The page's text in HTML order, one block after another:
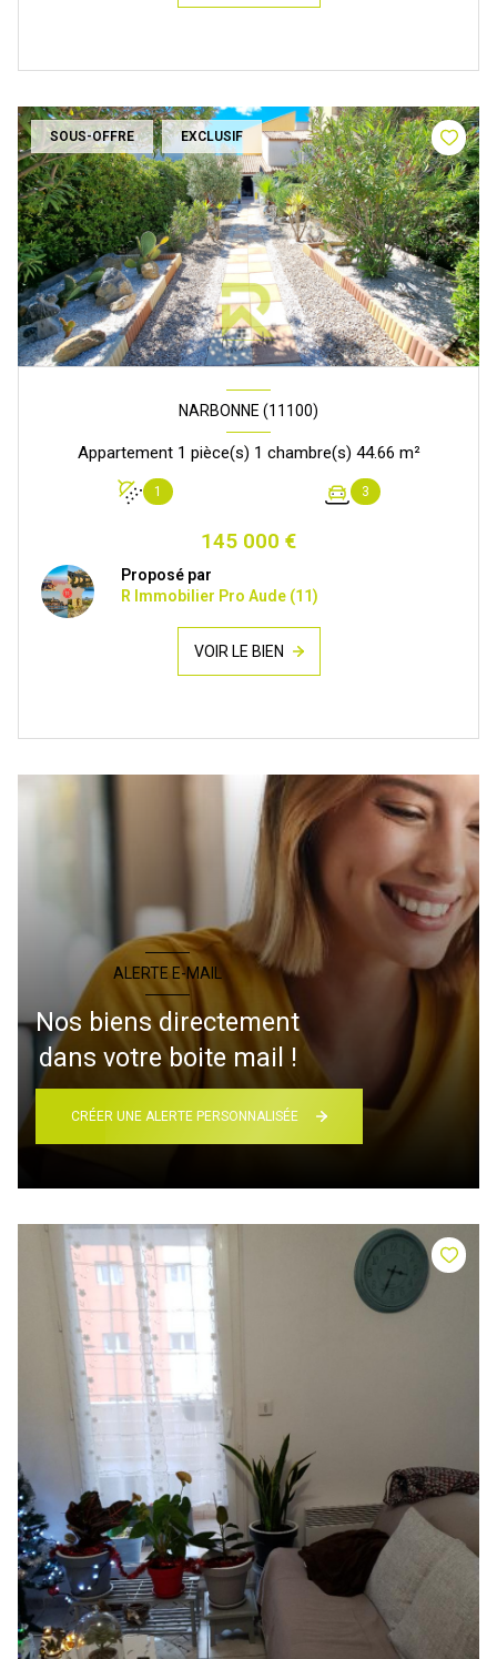
SOUS-OFFRE EXCLUSIF
NARBONNE (11100)
Appartement 1 pièce(s) 1 chambre(s) 44.66 m²
1 3
145 000 €
Proposé par
R Immobilier Pro Aude (11)
VOIR LE BIEN
ALERTE E-MAIL
Nos biens directement
dans votre boite mail !
CRÉER UNE ALERTE PERSONNALISÉE